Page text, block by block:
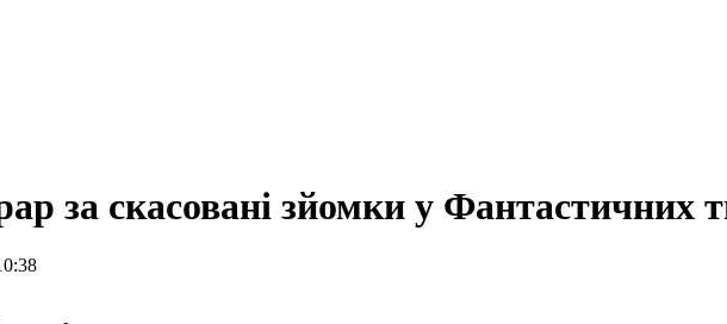
за скасовані зйомки у Фантастичних